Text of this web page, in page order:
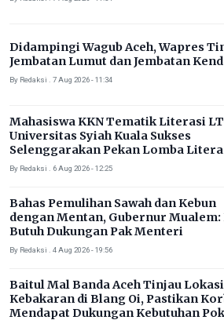
Didampingi Wagub Aceh, Wapres
Jembatan Lumut dan Jembatan
By Redaksi . 7 Aug 2026 - 11:34
Mahasiswa KKN Tematik Literasi
Universitas Syiah Kuala Sukses
Selenggarakan Pekan Lomba
Gampong Rhieng Blang
By Redaksi . 6 Aug 2026 - 12:25
Bahas Pemulihan Sawah dan Kebun
dengan Mentan, Gubernur Mualem:
Butuh Dukungan Pak Menteri
By Redaksi . 4 Aug 2026 - 19:56
Baitul Mal Banda Aceh Tinjau Lokasi
Kebakaran di Blang Oi, Pastikan
Mendapat Dukungan Kebutuhan